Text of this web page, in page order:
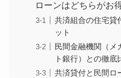
ローンはどちらがお
共済組合の住宅貸
ット
民間金融機関（メ
ト銀行）との徹底
共済貸付と民間ロ